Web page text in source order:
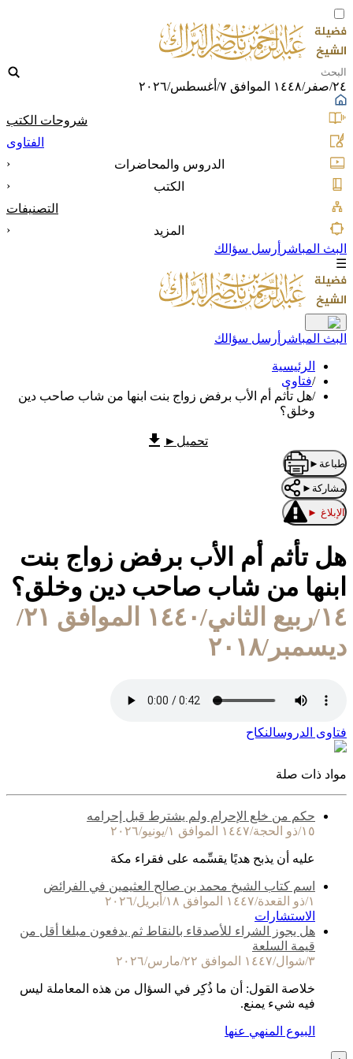
٢٤/صفر/١٤٤٨ الموافق ٧/أغسطس/٢٠٢٦
شروحات الكتب
الفتاوى
الدروس والمحاضرات
‹
الكتب
‹
التصنيفات
المزيد
‹
البث المباشر أرسل سؤالك
☰
البث المباشر أرسل سؤالك
الرئيسية
/فتاوى
/هل تأثم أم الأب برفض زواج بنت ابنها من شاب صاحب دين
وخلق؟
تحميل ►
طباعة ►
مشاركة ►
الإبلاغ ►
هل تأثم أم الأب برفض زواج بنت
ابنها من شاب صاحب دين وخلق؟
١٤/ربيع الثاني/١٤٤٠ الموافق ٢١/
ديسمبر/٢٠١٨
فتاوى الدروسالنكاح
مواد ذات صلة
حكم من خلع الإحرام ولم يشترط قبل إحرامه
١٥/ذو الحجة/١٤٤٧ الموافق ١/يونيو/٢٠٢٦
عليه أن يذبح هديًا يقسِّمه على فقراء مكة
اسم كتاب الشيخ محمد بن صالح العثيمين في الفرائض
١/ذو القعدة/١٤٤٧ الموافق ١٨/أبريل/٢٠٢٦
الاستشارات
هل يجوز الشراء للأصدقاء بالنقاط ثم يدفعون مبلغا أقل من
قيمة السلعة
٣/شوال/١٤٤٧ الموافق ٢٢/مارس/٢٠٢٦
خلاصة القول: أن ما ذُكِر في السؤال من هذه المعاملة ليس
فيه شيء يمنع.
البيوع المنهي عنها